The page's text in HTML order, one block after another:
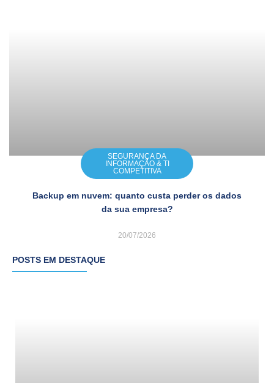
SEGURANÇA DA
INFORMAÇÃO & TI
COMPETITIVA
Backup em nuvem: quanto custa perder os dados
da sua empresa?
20/07/2026
POSTS EM DESTAQUE